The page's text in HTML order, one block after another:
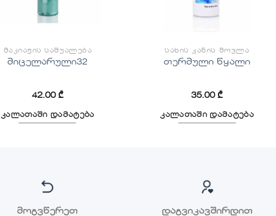
ᲛᲐᲙᲘᲐᲟᲘᲡ ᲡᲐᲨᲣᲐᲚᲔᲑᲐ
მიცელარული32
42.00 ₾
კალათაში დამატება
ᲡᲐᲮᲘᲡ ᲙᲐᲜᲘᲡ ᲛᲝᲕᲚᲐ
თერმული წყალი
35.00₾
კალათაში დამატება
მოგვწერეთ დაგვიკავშირდით